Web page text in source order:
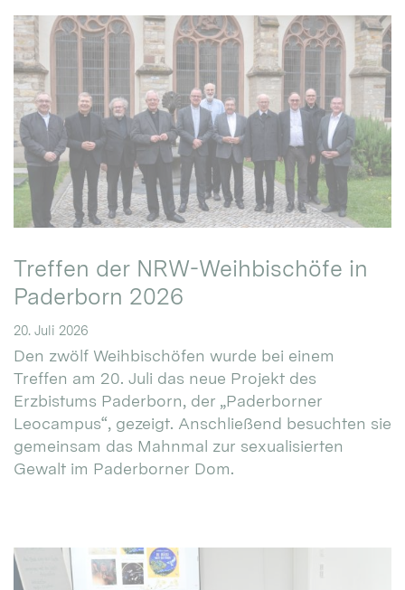
Treffen der NRW-Weihbischöfe in
Paderborn 2026
20. Juli 2026
Den zwölf Weihbischöfen wurde bei einem
Treffen am 20. Juli das neue Projekt des
Erzbistums Paderborn, der „Paderborner
Leocampus“, gezeigt. Anschließend besuchten sie
gemeinsam das Mahnmal zur sexualisierten
Gewalt im Paderborner Dom.